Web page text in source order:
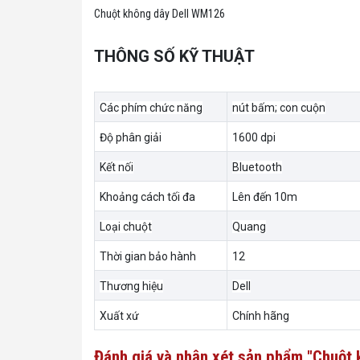
Chuột không dây Dell WM126
THÔNG SỐ KỸ THUẬT
Các phím chức năng nút bấm; con cuộn
Độ phân giải 1600 dpi
Kết nối Bluetooth
Khoảng cách tối đa Lên đến 10m
Loại chuột Quang
Thời gian bảo hành 12
Thương hiệu Dell
Xuất xứ Chính hãng